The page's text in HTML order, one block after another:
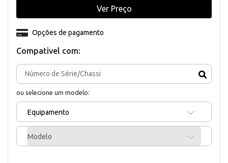
Compativel com:
ou selecione um modelo:
Equipamento
Modelo
Opções de pagamento
Ver Preço